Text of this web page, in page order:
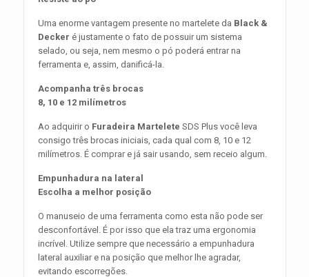
Uma enorme vantagem presente no martelete da Black &
Decker é justamente o fato de possuir um sistema
selado, ou seja, nem mesmo o pó poderá entrar na
ferramenta e, assim, danificá-la.
Acompanha três brocas
8, 10 e 12 milímetros
Ao adquirir o Furadeira Martelete SDS Plus você leva
consigo três brocas iniciais, cada qual com 8, 10 e 12
milímetros. É comprar e já sair usando, sem receio algum.
Empunhadura na lateral
Escolha a melhor posição
O manuseio de uma ferramenta como esta não pode ser
desconfortável. É por isso que ela traz uma ergonomia
incrível. Utilize sempre que necessário a empunhadura
lateral auxiliar e na posição que melhor lhe agradar,
evitando escorregões.